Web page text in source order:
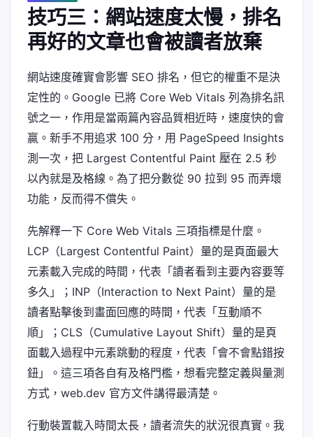
技巧三：網站速度太慢，排名
再好的文章也會被讀者放棄
網站速度確實會影響 SEO 排名，但它的權重不是決
定性的。Google 已將 Core Web Vitals 列為排名訊
號之一，作用是當兩篇內容品質相近時，速度快的會
贏。新手不用追求 100 分，用 PageSpeed Insights
測一次，把 Largest Contentful Paint 壓在 2.5 秒
以內就是及格線。為了把分數從 90 拉到 95 而弄壞
功能，反而得不償失。
先解釋一下 Core Web Vitals 三項指標是什麼。
LCP（Largest Contentful Paint）量的是頁面最大
元素載入完成的時間，代表「讀者看到主要內容要等
多久」；INP（Interaction to Next Paint）量的是
讀者點擊後到畫面回應的時間，代表「互動順不
順」；CLS（Cumulative Layout Shift）量的是頁
面載入過程中元素跳動的程度，代表「會不會點錯按
鈕」。這三項各自有及格門檻，想看完整定義與量測
方式，web.dev 官方文件講得最清楚。
行動裝置載入時間太長，讀者流失的狀況很真實。我